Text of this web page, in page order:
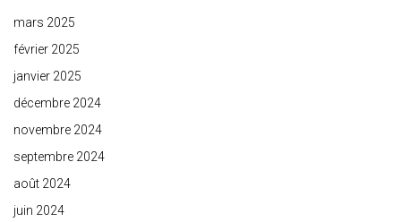
mars 2025
février 2025
janvier 2025
décembre 2024
novembre 2024
septembre 2024
août 2024
juin 2024